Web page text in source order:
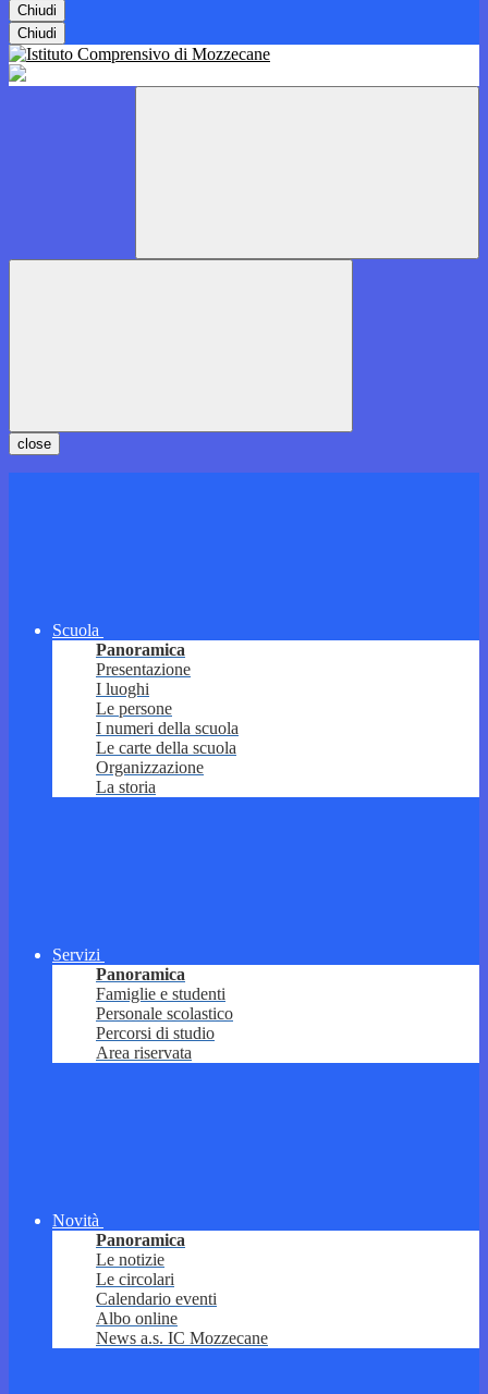
Chiudi
Chiudi
close
Scuola
Panoramica
Presentazione
I luoghi
Le persone
I numeri della scuola
Le carte della scuola
Organizzazione
La storia
Servizi
Panoramica
Famiglie e studenti
Personale scolastico
Percorsi di studio
Area riservata
Novità
Panoramica
Le notizie
Le circolari
Calendario eventi
Albo online
News a.s. IC Mozzecane